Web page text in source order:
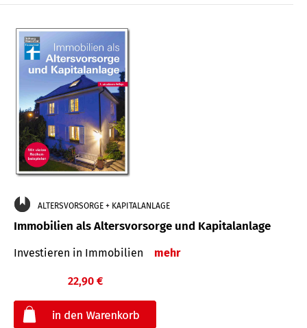
ALTERSVORSORGE + KAPITALANLAGE
Immobilien als Altersvorsorge und Kapitalanlage
Investieren in Immobilien mehr
22,90 €